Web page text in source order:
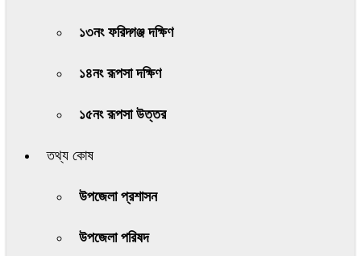
১৩নং ফরিদ্গঞ্জ দক্ষিণ
১৪নং রূপসা দক্ষিণ
১৫নং রূপসা উত্তর
তথ্য কোষ
উপজেলা প্রশাসন
উপজেলা পরিষদ